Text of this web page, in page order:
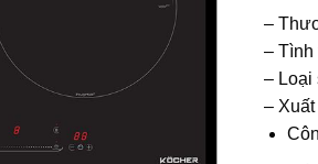
0
sao
–
– Tình
– Loại
–